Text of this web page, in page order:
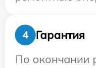
4
Гарантия
По окончании